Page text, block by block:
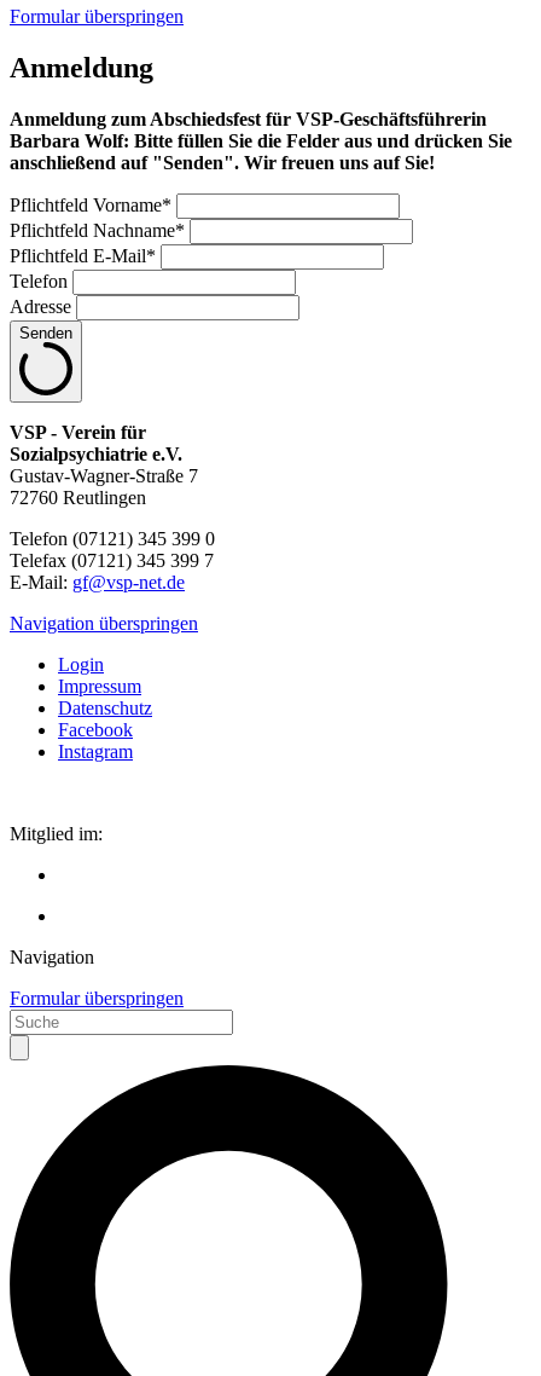
Formular überspringen
Anmeldung
Anmeldung zum Abschiedsfest für VSP-Geschäftsführerin
Barbara Wolf: Bitte füllen Sie die Felder aus und drücken Sie
anschließend auf "Senden". Wir freuen uns auf Sie!
Pflichtfeld Vorname*
Pflichtfeld Nachname*
Pflichtfeld E-Mail*
Telefon
Adresse
Senden
VSP - Verein für
Sozialpsychiatrie e.V.
Gustav-Wagner-Straße 7
72760 Reutlingen
Telefon (07121) 345 399 0
Telefax (07121) 345 399 7
E-Mail: gf@vsp-net.de
Navigation überspringen
Login
Impressum
Datenschutz
Facebook
Instagram
Mitglied im:
Navigation
Formular überspringen